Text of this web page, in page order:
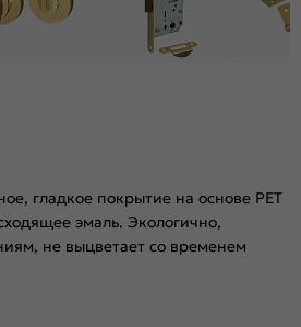
Да
Высокая
проём:
гладкое покрытие на основе PET
эмаль. Экологично,
не выцветает со временем
AGB, выполнена фрезеровка